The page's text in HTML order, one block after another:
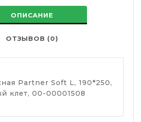
ОПИСАНИЕ
ОТЗЫВОВ (0)
Partner Soft L, 190*250,
клет, 00-00001508